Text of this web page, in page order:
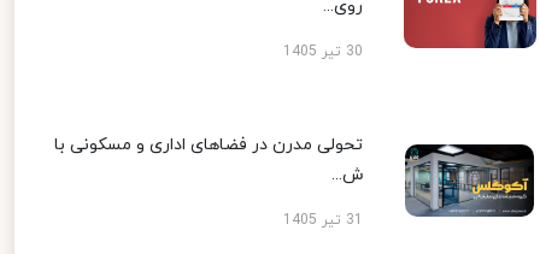
روی...
30 تیر 1405
تحولی مدرن در فضاهای اداری و مسکونی با
ش...